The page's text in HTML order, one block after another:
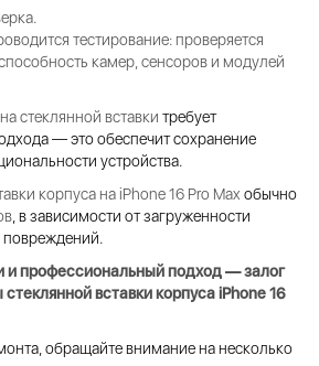
тестирование: проверяется
камер, сенсоров и модулей
стеклянной вставки требует
— это обеспечит сохранение
устройства.
корпуса на iPhone 16 Pro Max обычно
, в зависимости от загруженности
повреждений.
и профессиональный подход — залог
вставки корпуса iPhone 16
обращайте внимание на несколько